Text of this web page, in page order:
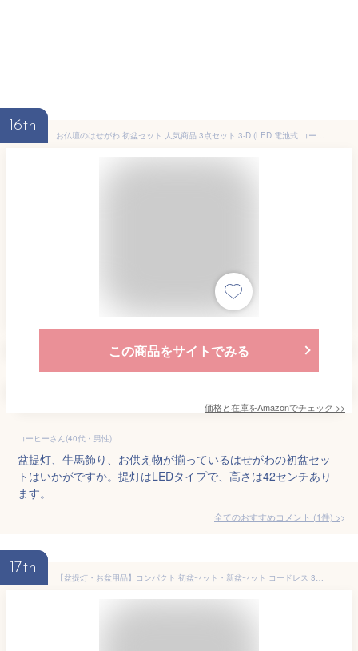
16th
お仏壇のはせがわ 初盆セット 人気商品 3点セット 3-D (LED 電池式 コードレス/白紋天 牛馬飾り お供物セット) コンパクト モダン/新盆 初盆 お盆 岐阜提灯
この商品をサイトでみる
価格と在庫をAmazonでチェック >>
コーヒーさん(40代・男性)
盆提灯、牛馬飾り、お供え物が揃っているはせがわの初盆セッ
トはいかがですか。提灯はLEDタイプで、高さは42センチあり
ます。
全てのおすすめコメント (1件) >
17th
【盆提灯・お盆用品】コンパクト 初盆セット・新盆セット コードレス 3点セット 2-E【送料無料】【お盆用品 仏具 お盆 提灯 初盆 新盆 初盆飾り 新盆飾り お盆 飾り お盆提灯 盆ちょうちん 小型 ミニ モダン LED あす楽対応】